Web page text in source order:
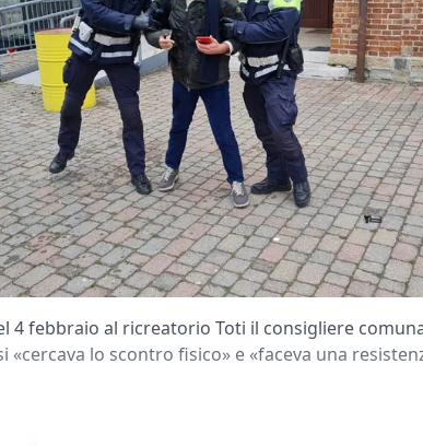
4 febbraio al ricreatorio Toti il consigliere
«cercava lo scontro fisico» e «faceva una